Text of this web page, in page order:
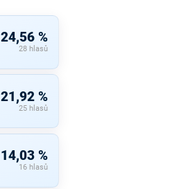
24,56 %
28 hlasů
21,92 %
25 hlasů
14,03 %
16 hlasů